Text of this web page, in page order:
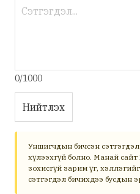
0/1000
Нийтлэх
Уншигчдын бичсэн
хүлээхгүй болно. Манай
зохисгүй зарим үг,
сэтгэгдэл бичихдээ бусдын